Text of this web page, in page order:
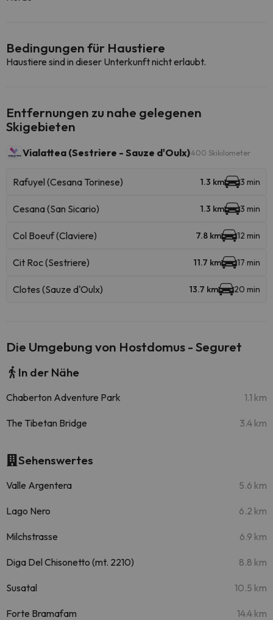
Bedingungen für Haustiere
Haustiere sind in dieser Unterkunft nicht erlaubt.
Entfernungen zu nahe gelegenen
Skigebieten
Vialattea (Sestriere - Sauze d'Oulx)400 Skikilometer
Rafuyel (Cesana Torinese) 1.3 km 3 min
Cesana (San Sicario) 1.3 km 3 min
Col Boeuf (Claviere) 7.8 km 12 min
Cit Roc (Sestriere) 11.7 km 17 min
Clotes (Sauze d'Oulx) 13.7 km 20 min
Die Umgebung von Hostdomus - Seguret
In der Nähe
Chaberton Adventure Park 1.1 km
The Tibetan Bridge 3.4 km
Sehenswertes
Valle Argentera 5.6 km
Lago Nero 6.2 km
Milchstrasse 6.9 km
Diga Del Chisonetto (mt. 2210) 8.8 km
Susatal 10.5 km
Forte Bramafam 14.4 km